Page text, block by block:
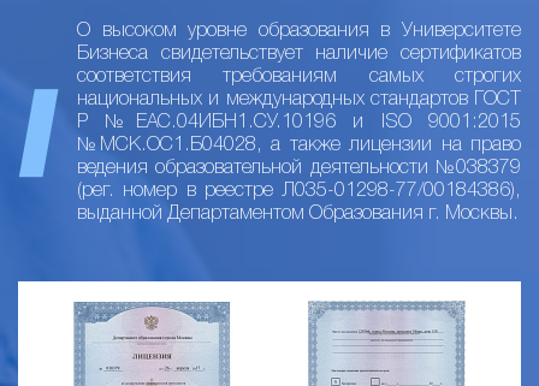
О высоком уровне образования в Университете
Бизнеса свидетельствует наличие сертификатов
соответствия требованиям самых строгих
национальных и международных стандартов ГОСТ
Р №ЕАС.04ИБН1.СУ.10196 и ISO 9001:2015
№МСК.ОС1.Б04028, а также лицензии на право
ведения образовательной деятельности №038379
(рег. номер в реестре Л035-01298-77/00184386),
выданной Департаментом Образования г. Москвы.